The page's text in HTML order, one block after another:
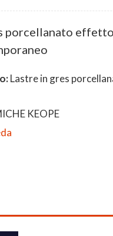
porcellanato
Lastre in gres
KEOPE